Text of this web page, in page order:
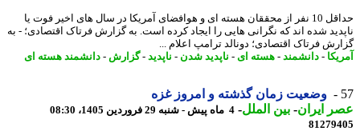
حداقل 10 نفر از محققان هسته ای و هوافضای آمریکا در سال های اخیر فوت یا
شده اند که نگرانی هایی را ایجاد کرده است. به گزارش فرتاک اقتصادی؛ - به
فرتاک اقتصادی؛ دونالد ترامپ اعلام ...
- دانشمند-هسته ای- ناپدید شدن-ناپدید-گزارش -دانشمند هسته ای
وضعیت زمان گذشته و امروز غزه
ایران- بین الملل-4 ماه پیش - شنبه 29 فروردین 1405، 08:30